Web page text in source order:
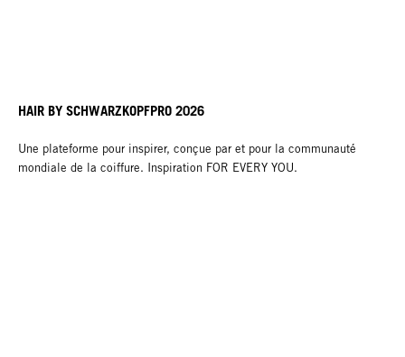
HAIR BY SCHWARZKOPFPRO 2026
Une plateforme pour inspirer, conçue par et pour la communauté
mondiale de la coiffure. Inspiration FOR EVERY YOU.